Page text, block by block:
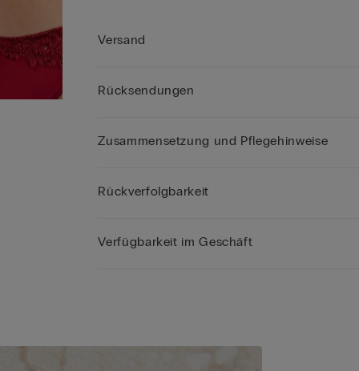
Versand
Rücksendungen
Zusammensetzung und Pflegehinweise
Rückverfolgbarkeit
Verfügbarkeit im Geschäft